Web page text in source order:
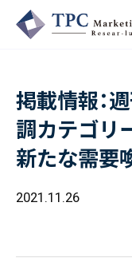
About Us
私たちの強み
CSR
Business
- 市場調査
掲載情報：
調カテゴリ
新たな需要
2021.11.26